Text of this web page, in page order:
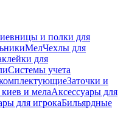
и полки для
МелЧехлы для
для
Системы учета
Заточки и
и мелаАксессуары для
для игрокаБильярдные